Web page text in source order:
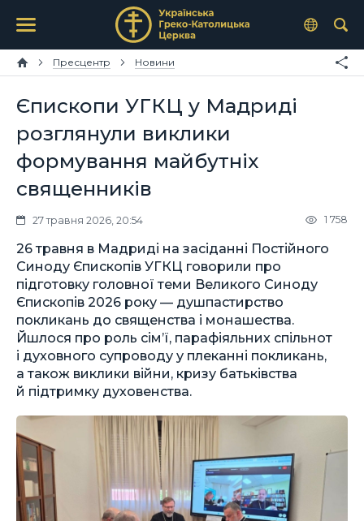
Пресцентр Новини
Єпископи УГКЦ у Мадриді
розглянули виклики
формування майбутніх
священників
27 травня 2026, 20:54 1 758
26 травня в Мадриді на засіданні Постійного
Синоду Єпископів УГКЦ говорили про
підготовку головної теми Великого Синоду
Єпископів 2026 року — душпастирство
покликань до священства і монашества.
Йшлося про роль сім’ї, парафіяльних спільнот
і духовного супроводу у плеканні покликань,
а також виклики війни, кризу батьківства
й підтримку духовенства.